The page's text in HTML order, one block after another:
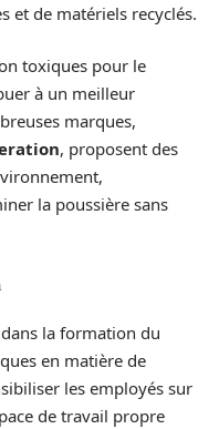
et de matériels recyclés.
toxiques pour le
à un meilleur
marques,
, proposent des
la poussière sans
la formation du
en matière de
les employés sur
de travail propre